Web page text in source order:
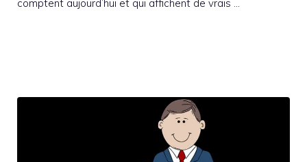
comptent aujourd’hui et qui affichent de vrais …